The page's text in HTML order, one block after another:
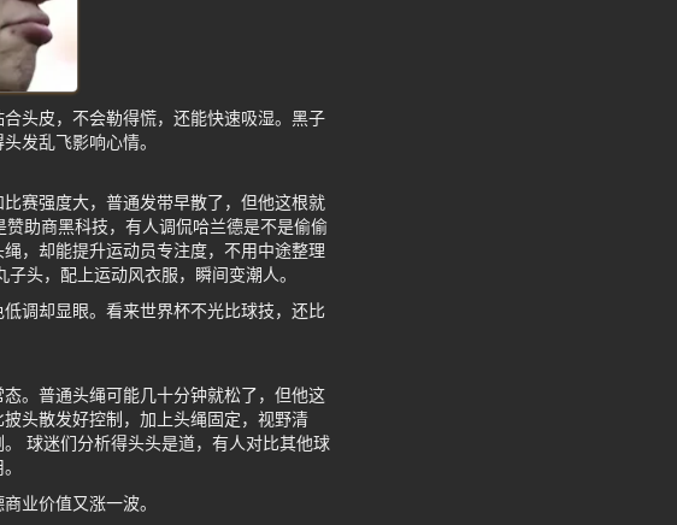
头皮，不会勒得慌，还能快速吸湿。黑子
发乱飞影响心情。
赛强度大，普通发带早散了，但他这根就
助商黑科技，有人调侃哈兰德是不是偷偷
，却能提升运动员专注度，不用中途整理
头，配上运动风衣服，瞬间变潮人。
调却显眼。看来世界杯不光比球技，还比
。普通头绳可能几十分钟就松了，但他这
头散发好控制，加上头绳固定，视野清
球迷们分析得头头是道，有人对比其他球
业价值又涨一波。